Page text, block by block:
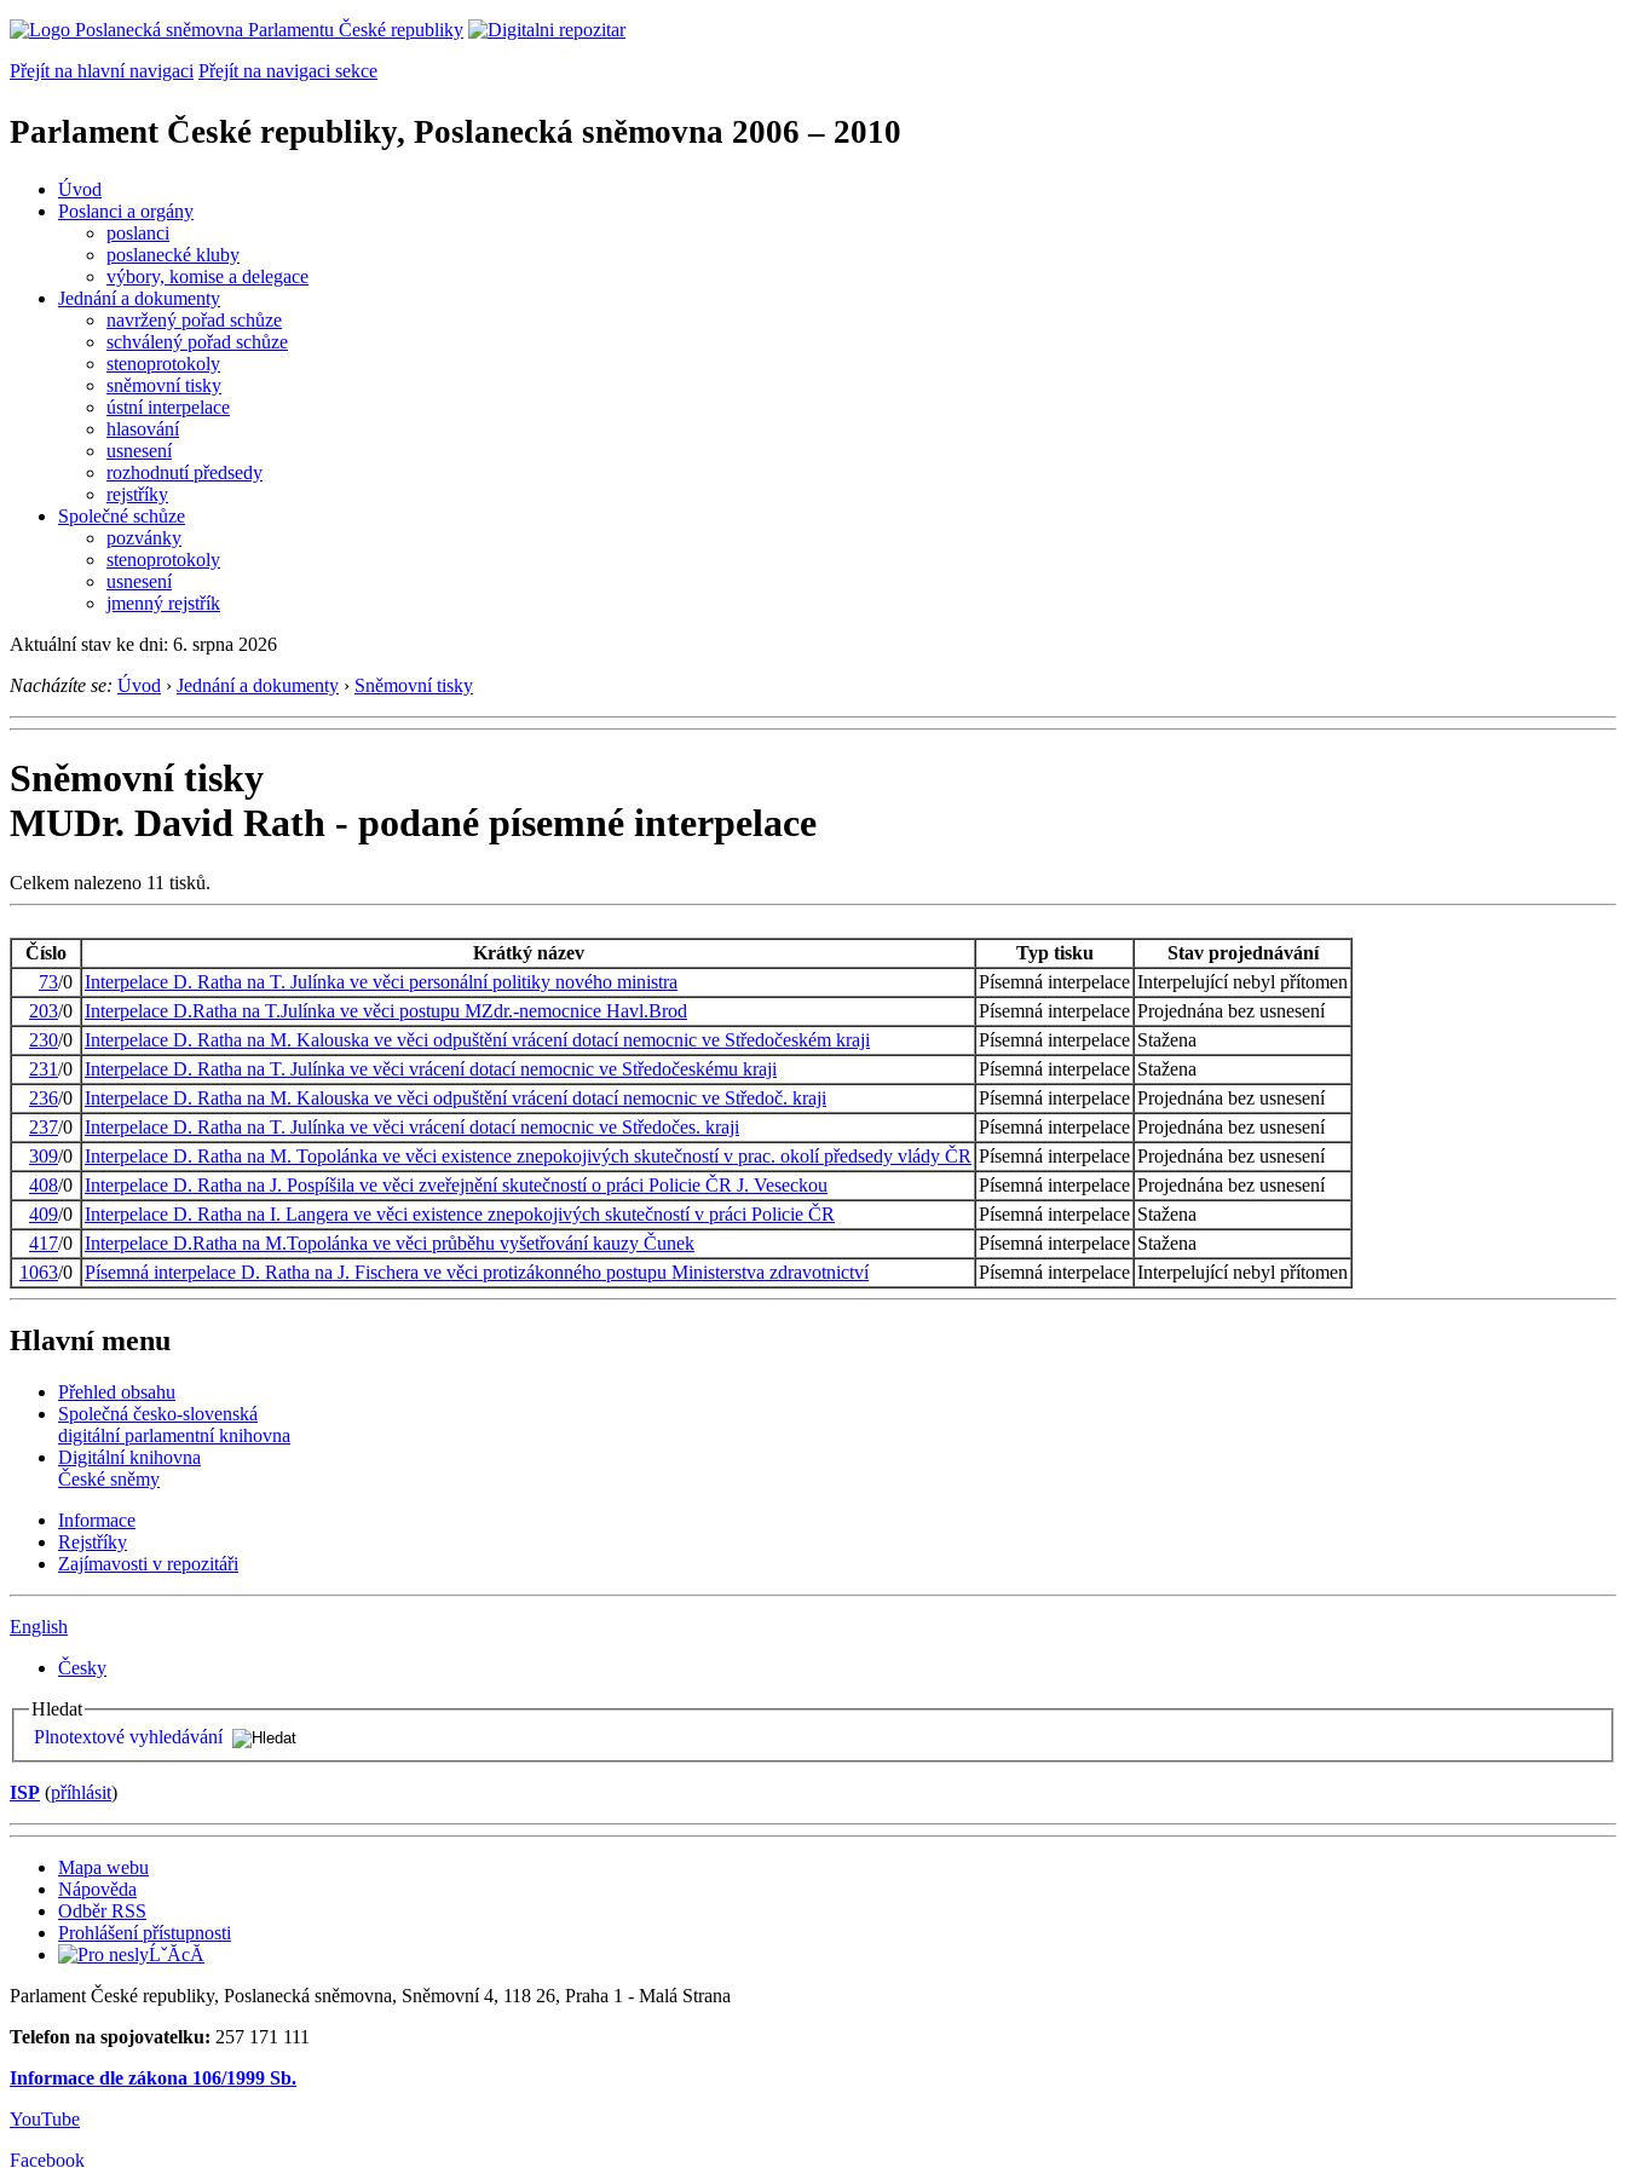
Přejít na hlavní navigaci Přejít na navigaci sekce
Parlament České republiky, Poslanecká sněmovna 2006 – 2010
Úvod
Poslanci a orgány
poslanci
poslanecké kluby
výbory, komise a delegace
Jednání a dokumenty
navržený pořad schůze
schválený pořad schůze
stenoprotokoly
sněmovní tisky
ústní interpelace
hlasování
usnesení
rozhodnutí předsedy
rejstříky
Společné schůze
pozvánky
stenoprotokoly
usnesení
jmenný rejstřík
Aktuální stav ke dni: 6. srpna 2026
Nacházíte se: Úvod › Jednání a dokumenty › Sněmovní tisky
Sněmovní tisky
MUDr. David Rath - podané písemné interpelace
Celkem nalezeno 11 tisků.
Číslo Krátký název Typ tisku
Stav projednávání
73/0 Interpelace D. Ratha na T. Julínka ve věci personální politiky nového ministra Písemná interpelace Interpelující nebyl přítomen
203/0 Interpelace D.Ratha na T.Julínka ve věci postupu MZdr.-nemocnice Havl.Brod Písemná interpelace Projednána bez usnesení
230/0 Interpelace D. Ratha na M. Kalouska ve věci odpuštění vrácení dotací nemocnic ve Středočeském kraji Písemná interpelace Stažena
231/0 Interpelace D. Ratha na T. Julínka ve věci vrácení dotací nemocnic ve Středočeskému kraji Písemná interpelace Stažena
236/0 Interpelace D. Ratha na M. Kalouska ve věci odpuštění vrácení dotací nemocnic ve Středoč. kraji Písemná interpelace Projednána bez usnesení
237/0 Interpelace D. Ratha na T. Julínka ve věci vrácení dotací nemocnic ve Středočes. kraji Písemná interpelace Projednána bez usnesení
309/0 Interpelace D. Ratha na M. Topolánka ve věci existence znepokojivých skutečností v prac. okolí předsedy vlády ČR Písemná interpelace Projednána bez usnesení
408/0 Interpelace D. Ratha na J. Pospíšila ve věci zveřejnění skutečností o práci Policie ČR J. Veseckou Písemná interpelace Projednána bez usnesení
409/0 Interpelace D. Ratha na I. Langera ve věci existence znepokojivých skutečností v práci Policie ČR Písemná interpelace Stažena
417/0 Interpelace D.Ratha na M.Topolánka ve věci průběhu vyšetřování kauzy Čunek Písemná interpelace Stažena
1063/0 Písemná interpelace D. Ratha na J. Fischera ve věci protizákonného postupu Ministerstva zdravotnictví Písemná interpelace Interpelující nebyl přítomen
Hlavní menu
Přehled obsahu
Společná česko-slovenská
digitální parlamentní knihovna
Digitální knihovna
České sněmy
Informace
Rejstříky
Zajímavosti v repozitáři
English
Česky
Hledat
Plnotextové vyhledávání
ISP (příhlásit)
Mapa webu
Nápověda
Odběr RSS
Prohlášení přístupnosti
Parlament České republiky, Poslanecká sněmovna, Sněmovní 4, 118 26, Praha 1 - Malá Strana
Telefon na spojovatelku: 257 171 111
Informace dle zákona 106/1999 Sb.
YouTube
Facebook